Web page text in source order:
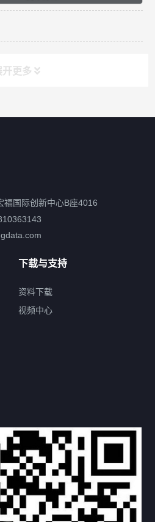
开更多
福国际创新中心B座4016
下载与支持
资料下载
视频中心